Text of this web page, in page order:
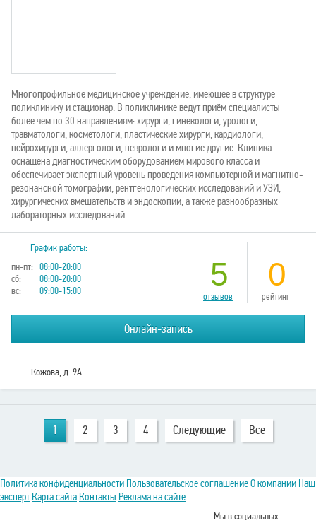
Многопрофильное медицинское учреждение, имеющее в структуре
поликлинику и стационар. В поликлинике ведут приём специалисты
более чем по 30 направлениям: хирурги, гинекологи, урологи,
травматологи, косметологи, пластические хирурги, кардиологи,
нейрохирурги, аллергологи, неврологи и многие другие. Клиника
оснащена диагностическим оборудованием мирового класса и
обеспечивает экспертный уровень проведения компьютерной и магнитно-
резонансной томографии, рентгенологических исследований и УЗИ,
хирургических вмешательств и эндоскопии, а также разнообразных
лабораторных исследований.
График работы:
пн-пт: 08:00-20:00
сб:
08:00-20:00
вс:
09:00-15:00 5
отзывов
0
рейтинг
Онлайн-запись
Кожова, д. 9А
1 2 3 4 Следующие Все
Политика конфиденциальности Пользовательское соглашениеО компании Наш
эксперт Карта сайта Контакты Реклама на сайте
Мы в социальных